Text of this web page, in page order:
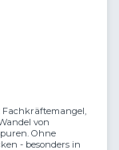
Fachkräftemangel,
von
Ohne
- besonders in